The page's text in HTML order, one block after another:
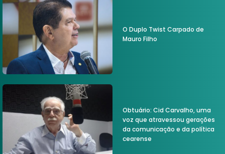
O Duplo Twist Carpado de
Mauro Filho
Obtuário: Cid Carvalho, uma
voz que atravessou gerações
da comunicação e da política
cearense